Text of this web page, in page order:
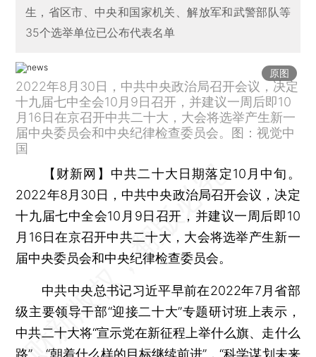
生，省区市、中央和国家机关、解放军和武警部队等
35个选举单位已公布代表名单
原图
2022年8月30日，中共中央政治局召开会议，决定
十九届七中全会10月9日召开，并建议一周后即10
月16日在京召开中共二十大，大会将选举产生新一
届中央委员会和中央纪律检查委员会。图：视觉中
国
【财新网】 中共二十大日期落定10月中旬。
2022年8月30日，中共中央政治局召开会议，决定
十九届七中全会10月9日召开，并建议一周后即10
月16日在京召开中共二十大，大会将选举产生新一
届中央委员会和中央纪律检查委员会。
中共中央总书记习近平早前在2022年7月省部
级主要领导干部“迎接二十大”专题研讨班上表示，
中共二十大将“宣示党在新征程上举什么旗、走什么
路”，“朝着什么样的目标继续前进”，“科学谋划未来